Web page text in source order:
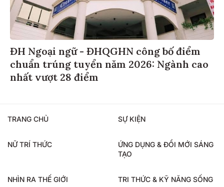
ĐH Ngoại ngữ - ĐHQGHN công bố điểm
chuẩn trúng tuyển năm 2026: Ngành cao
nhất vượt 28 điểm
TRANG CHỦ SỰ KIỆN
NỮ TRÍ THỨC
ỨNG DỤNG & ĐỔI MỚI SÁNG
TẠO
NHÌN RA THẾ GIỚI TRI THỨC & KỸ NĂNG SỐNG